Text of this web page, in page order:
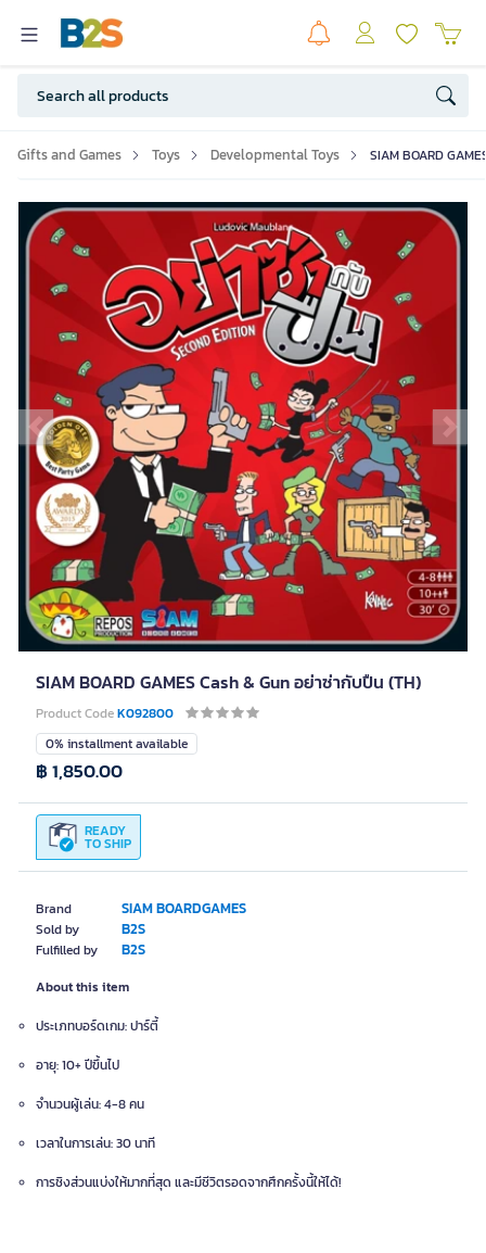
Gifts and Games Toys Developmental Toys SIAM BOARD
Previous slide
SIAM BOARD GAMES Cash & Gun อย่าซ่ากับปืน (TH)
Product CodeK092800
Brand SIAM BOARDGAMES
Sold by B2S
Fulfilled by B2S
0% installment available
READY
TO SHIP
฿ 1,850.00
About this item
ประเภทบอร์ดเกม: ปาร์ตี้
อายุ: 10+ ปีขึ้นไป
จำนวนผู้เล่น: 4-8 คน
เวลาในการเล่น: 30 นาที
การชิงส่วนแบ่งให้มากที่สุด และมีชีวิตรอดจากศึกครั้งนี้ให้ได้!